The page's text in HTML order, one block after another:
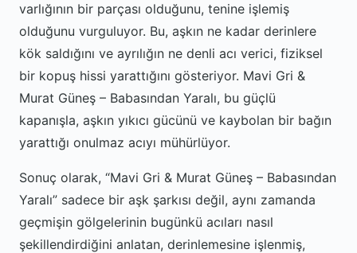
varlığının bir parçası olduğunu, tenine işlemiş
olduğunu vurguluyor. Bu, aşkın ne kadar derinlere
kök saldığını ve ayrılığın ne denli acı verici, fiziksel
bir kopuş hissi yarattığını gösteriyor. Mavi Gri &
Murat Güneş – Babasından Yaralı, bu güçlü
kapanışla, aşkın yıkıcı gücünü ve kaybolan bir bağın
yarattığı onulmaz acıyı mühürlüyor.
Sonuç olarak, “Mavi Gri & Murat Güneş – Babasından
Yaralı” sadece bir aşk şarkısı değil, aynı zamanda
geçmişin gölgelerinin bugünkü acıları nasıl
şekillendirdiğini anlatan, derinlemesine işlenmiş,